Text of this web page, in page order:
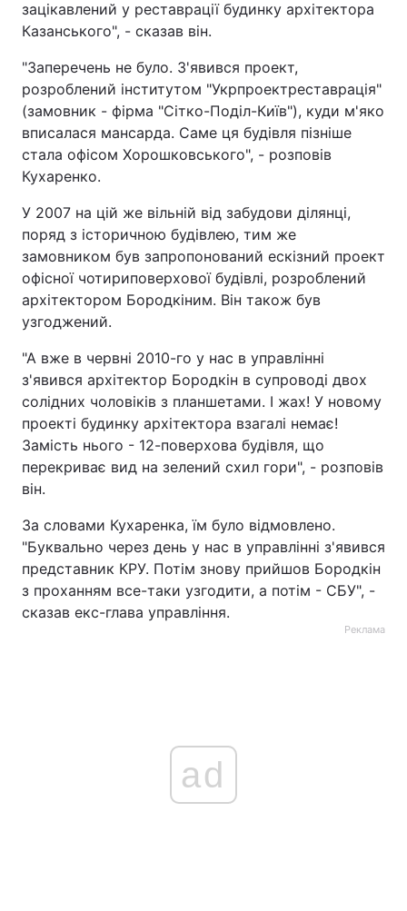
зацікавлений у реставрації будинку архітектора
Казанського", - сказав він.
"Заперечень не було. З'явився проект,
розроблений інститутом "Укрпроектреставрація"
(замовник - фірма "Сітко-Поділ-Київ"), куди м'яко
вписалася мансарда. Саме ця будівля пізніше
стала офісом Хорошковського", - розповів
Кухаренко.
У 2007 на цій же вільній від забудови ділянці,
поряд з історичною будівлею, тим же
замовником був запропонований ескізний проект
офісної чотириповерхової будівлі, розроблений
архітектором Бородкіним. Він також був
узгоджений.
"А вже в червні 2010-го у нас в управлінні
з'явився архітектор Бородкін в супроводі двох
солідних чоловіків з планшетами. І жах! У новому
проекті будинку архітектора взагалі немає!
Замість нього - 12-поверхова будівля, що
перекриває вид на зелений схил гори", - розповів
він.
За словами Кухаренка, їм було відмовлено.
"Буквально через день у нас в управлінні з'явився
представник КРУ. Потім знову прийшов Бородкін
з проханням все-таки узгодити, а потім - СБУ", -
сказав екс-глава управління.
Реклама
ad